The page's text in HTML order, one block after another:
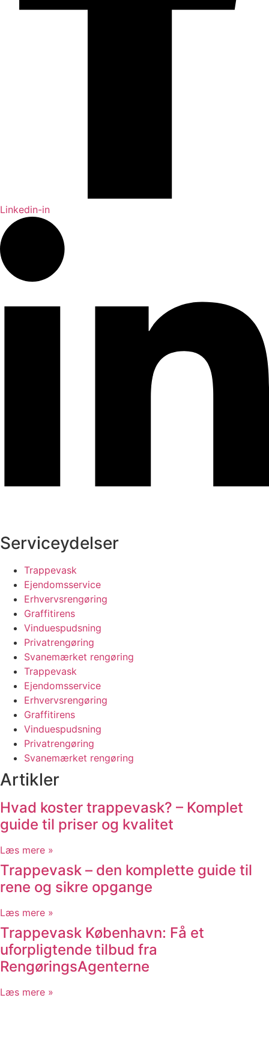
Linkedin-in
Serviceydelser
Trappevask
Ejendomsservice
Erhvervsrengøring
Graffitirens
Vinduespudsning
Privatrengøring
Svanemærket rengøring
Trappevask
Ejendomsservice
Erhvervsrengøring
Graffitirens
Vinduespudsning
Privatrengøring
Svanemærket rengøring
Artikler
Hvad koster trappevask? – Komplet
guide til priser og kvalitet
Læs mere »
Trappevask – den komplette guide til
rene og sikre opgange
Læs mere »
Trappevask København: Få et
uforpligtende tilbud fra
RengøringsAgenterne
Læs mere »